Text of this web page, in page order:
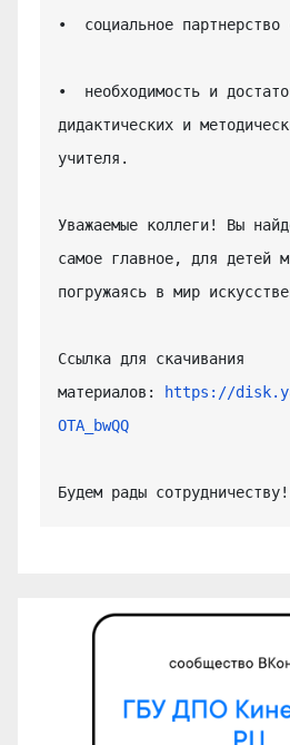
•  социальное
•  необходимость и
дидактических и
учителя.
Уважаемые коллеги! Вы
самое главное, для детей
погружаясь в мир
Ссылка для скачивания
материалов:
https://
OTA_bwQQ
Будем рады сотрудничеству!